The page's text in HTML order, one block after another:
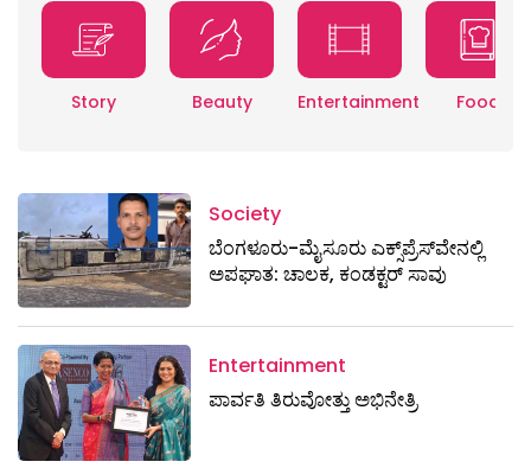
Story Beauty Entertainment Food
Society
ಬೆಂಗಳೂರು-ಮೈಸೂರು ಎಕ್ಸ್​ಪ್ರೆಸ್‌ವೇನಲ್ಲಿ
ಅಪಘಾತ: ಚಾಲಕ, ಕಂಡಕ್ಟರ್ ಸಾವು
Entertainment
ಪಾರ್ವತಿ ತಿರುವೋತ್ತು ಅಭಿನೇತ್ರಿ